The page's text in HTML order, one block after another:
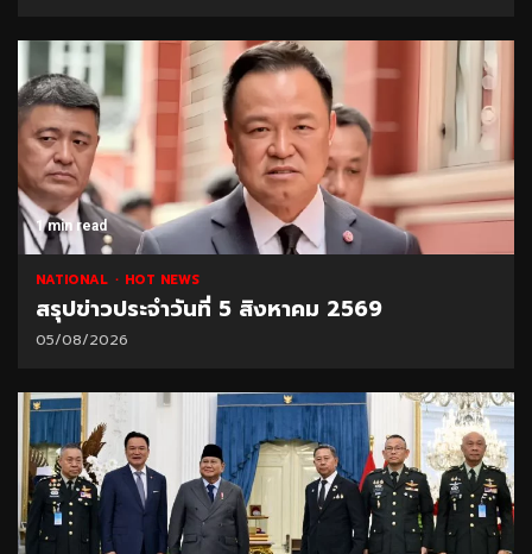
1 min read
NATIONAL HOT NEWS
สรุปข่าวประจำวันที่ 5 สิงหาคม 2569
05/08/2026